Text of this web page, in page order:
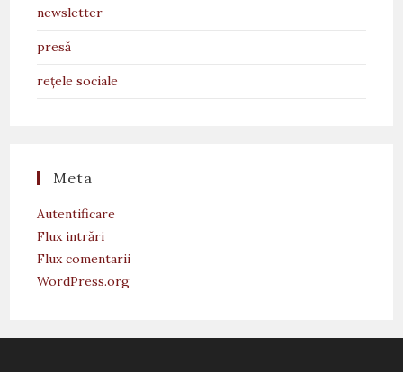
newsletter
presă
rețele sociale
Meta
Autentificare
Flux intrări
Flux comentarii
WordPress.org